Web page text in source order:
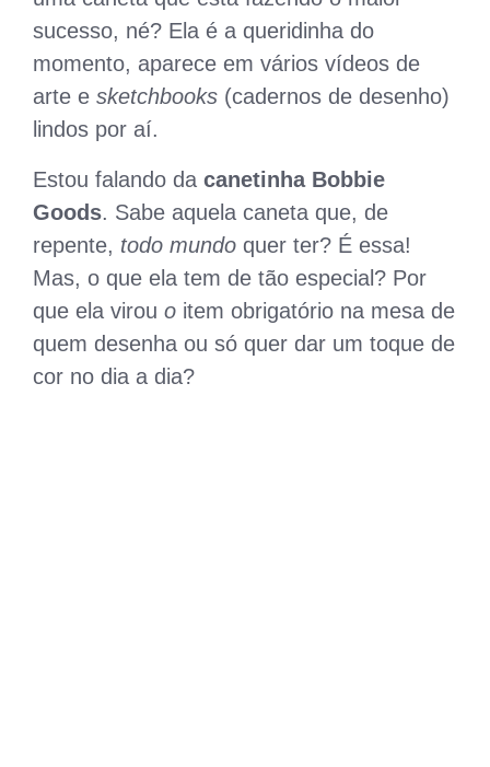
sucesso, né? Ela é a queridinha do
momento, aparece em vários vídeos de
arte e sketchbooks (cadernos de desenho)
lindos por aí.
Estou falando da canetinha Bobbie
Goods. Sabe aquela caneta que, de
repente, todo mundo quer ter? É essa!
Mas, o que ela tem de tão especial? Por
que ela virou o item obrigatório na mesa de
quem desenha ou só quer dar um toque de
cor no dia a dia?